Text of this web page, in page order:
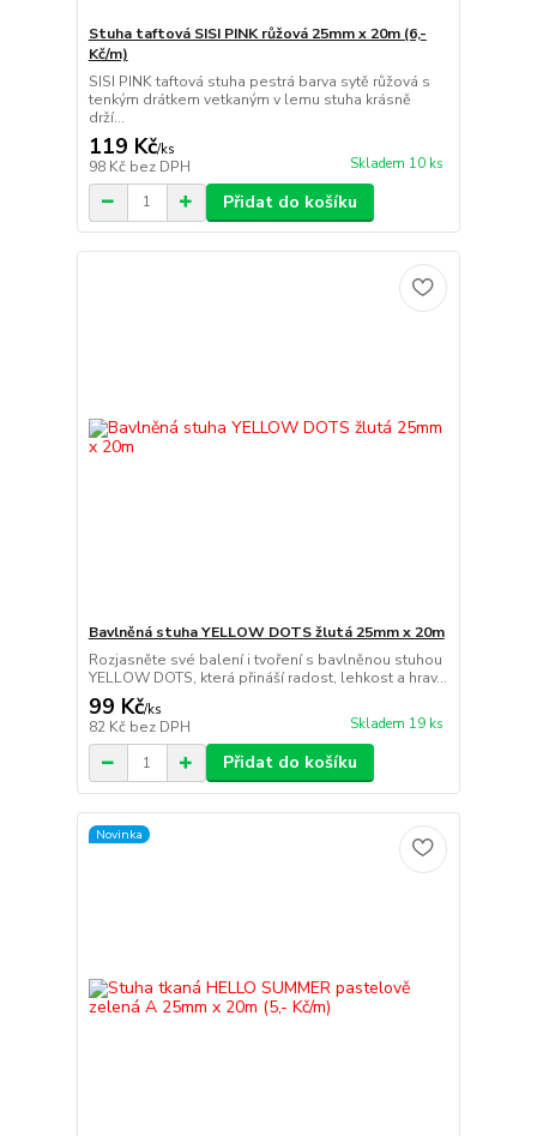
Stuha taftová SISI PINK růžová 25mm x 20m (6,-
Kč/m)
SISI PINK taftová stuha pestrá barva sytě růžová s
tenkým drátkem vetkaným v lemu stuha krásně
drží...
119 Kč/ks
98 Kč bez DPH Skladem 10 ks
Přidat do košíku
Bavlněná stuha YELLOW DOTS žlutá 25mm x 20m
Rozjasněte své balení i tvoření s bavlněnou stuhou
YELLOW DOTS, která přináší radost, lehkost a hrav...
99 Kč/ks
82 Kč bez DPH Skladem 19 ks
Přidat do košíku
Novinka